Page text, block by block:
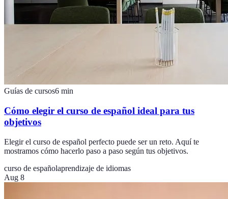
Guías de cursos6 min
Cómo elegir el curso de español ideal para tus
objetivos
Elegir el curso de español perfecto puede ser un reto. Aquí te
mostramos cómo hacerlo paso a paso según tus objetivos.
curso de españolaprendizaje de idiomas
Aug 8